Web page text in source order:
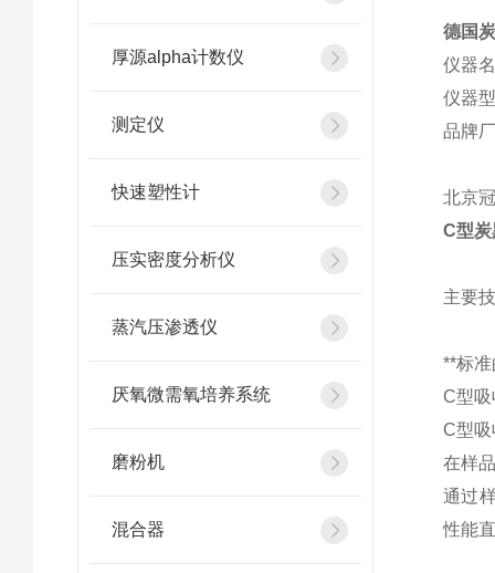
厚源alpha计数仪
测定仪
快速塑性计
压实密度分析仪
蒸汽压渗透仪
厌氧微需氧培养系统
磨粉机
混合器
德国
仪器
仪器
品牌
北京
C型
主要
**标
C型
C型
在样
通过
性能